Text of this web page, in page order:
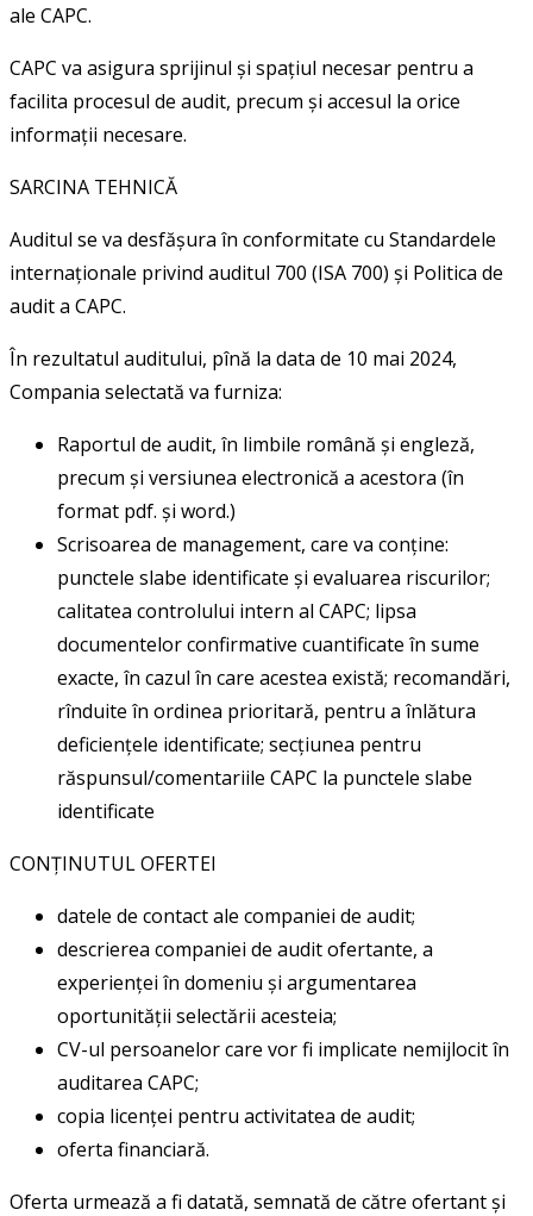
ale CAPC.
CAPC va asigura sprijinul şi spațiul necesar pentru a
facilita procesul de audit, precum şi accesul la orice
informații necesare.
SARCINA TEHNICĂ
Auditul se va desfășura în conformitate cu Standardele
internaționale privind auditul 700 (ISA 700) și Politica de
audit a CAPC.
În rezultatul auditului, pînă la data de 10 mai 2024,
Compania selectată va furniza:
Raportul de audit, în limbile română și engleză,
precum și versiunea electronică a acestora (în
format pdf. şi word.)
Scrisoarea de management, care va conține:
punctele slabe identificate și evaluarea riscurilor;
calitatea controlului intern al CAPC; lipsa
documentelor confirmative cuantificate în sume
exacte, în cazul în care acestea există; recomandări,
rînduite în ordinea prioritară, pentru a înlătura
deficiențele identificate; secțiunea pentru
răspunsul/comentariile CAPC la punctele slabe
identificate
CONȚINUTUL OFERTEI
datele de contact ale companiei de audit;
descrierea companiei de audit ofertante, a
experienței în domeniu și argumentarea
oportunității selectării acesteia;
CV-ul persoanelor care vor fi implicate nemijlocit în
auditarea CAPC;
copia licenței pentru activitatea de audit;
oferta financiară.
Oferta urmează a fi datată, semnată de către ofertant și